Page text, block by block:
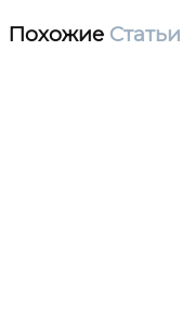
Похожие Статьи